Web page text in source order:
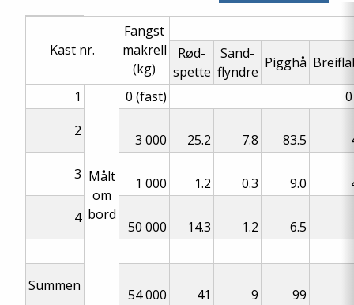
Kast nr.
Fangst
makrell
(kg)
Rød-
spette
Sand-
flyndre
Pigghå
1
Målt
om
bord
0 (fast)
2
3 000 25.2 7.8 83.5
3
1 000 1.2 0.3 9.0
4
50 000 14.3 1.2 6.5
Summen
54 000 41 9 99